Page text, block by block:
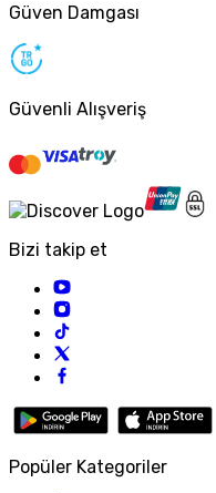
Güven Damgası
Güvenli Alışveriş
Bizi takip et
Popüler Kategoriler